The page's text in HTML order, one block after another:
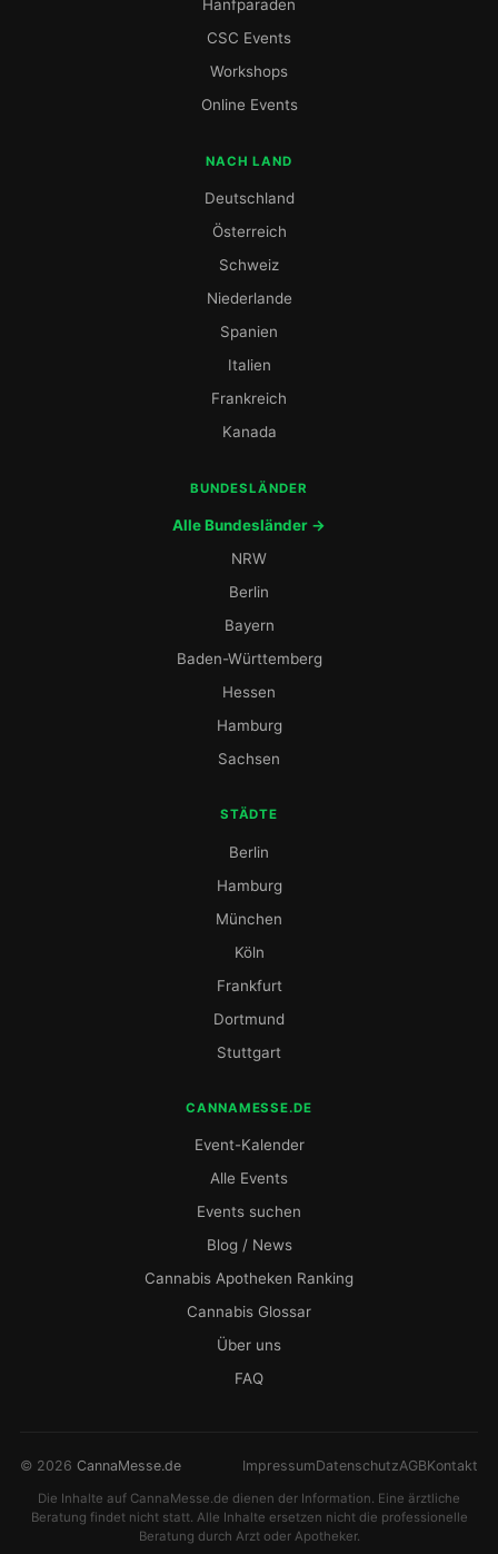
Hanfparaden
CSC Events
Workshops
Online Events
NACH LAND
Deutschland
Österreich
Schweiz
Niederlande
Spanien
Italien
Frankreich
Kanada
BUNDESLÄNDER
Alle Bundesländer →
NRW
Berlin
Bayern
Baden-Württemberg
Hessen
Hamburg
Sachsen
STÄDTE
Berlin
Hamburg
München
Köln
Frankfurt
Dortmund
Stuttgart
CANNAMESSE.DE
Event-Kalender
Alle Events
Events suchen
Blog / News
Cannabis Apotheken Ranking
Cannabis Glossar
Über uns
FAQ
© 2026 CannaMesse.de ImpressumDatenschutzAGBKontakt
Die Inhalte auf CannaMesse.de dienen der Information. Eine ärztliche
Beratung findet nicht statt. Alle Inhalte ersetzen nicht die professionelle
Beratung durch Arzt oder Apotheker.